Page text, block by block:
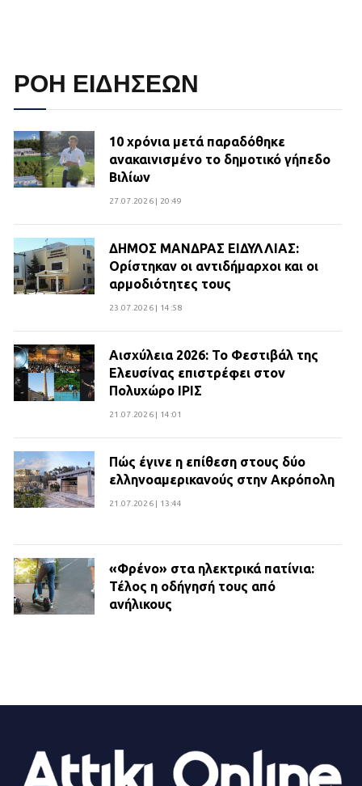
ΡΟΗ ΕΙΔΗΣΕΩΝ
10 χρόνια μετά παραδόθηκε
ανακαινισμένο το δημοτικό γήπεδο
Βιλίων
27.07.2026 | 20:49
ΔΗΜΟΣ ΜΑΝΔΡΑΣ ΕΙΔΥΛΛΙΑΣ:
Ορίστηκαν οι αντιδήμαρχοι και οι
αρμοδιότητες τους
23.07.2026 | 14:58
Αισχύλεια 2026: Το Φεστιβάλ της
Ελευσίνας επιστρέφει στον
Πολυχώρο ΙΡΙΣ
21.07.2026 | 14:01
Πώς έγινε η επίθεση στους δύο
ελληνοαμερικανούς στην Ακρόπολη
21.07.2026 | 13:44
«Φρένο» στα ηλεκτρικά πατίνια:
Τέλος η οδήγησή τους από
ανήλικους
Βριλήσσια: Αυτοκίνητο έσπασε